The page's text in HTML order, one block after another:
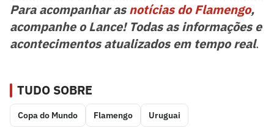
Para acompanhar asnotícias do Flamengo,
acompanhe o Lance! Todas as informações e
acontecimentos atualizados em tempo real.
TUDO SOBRE
Copa do Mundo Flamengo Uruguai